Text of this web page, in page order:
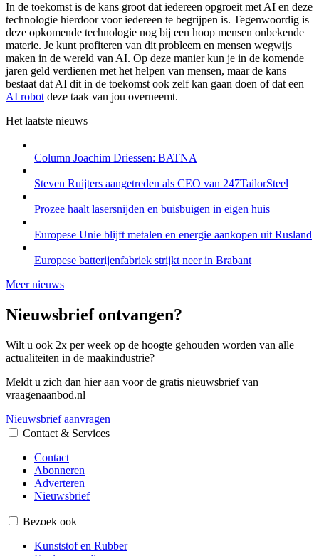
In de toekomst is de kans groot dat iedereen opgroeit met AI en deze
technologie hierdoor voor iedereen te begrijpen is. Tegenwoordig is
deze opkomende technologie nog bij een hoop mensen onbekende
materie. Je kunt profiteren van dit probleem en mensen wegwijs
maken in de wereld van AI. Op deze manier kun je in de komende
jaren geld verdienen met het helpen van mensen, maar de kans
bestaat dat AI dit in de toekomst ook zelf kan gaan doen of dat een
AI robot deze taak van jou overneemt.
Het laatste nieuws
Column Joachim Driessen: BATNA
Steven Ruijters aangetreden als CEO van 247TailorSteel
Prozee haalt lasersnijden en buisbuigen in eigen huis
Europese Unie blijft metalen en energie aankopen uit Rusland
Europese batterijenfabriek strijkt neer in Brabant
Meer nieuws
Nieuwsbrief ontvangen?
Wilt u ook 2x per week op de hoogte gehouden worden van alle
actualiteiten in de maakindustrie?
Meldt u zich dan hier aan voor de gratis nieuwsbrief van
vraagenaanbod.nl
Nieuwsbrief aanvragen
Contact & Services
Contact
Abonneren
Adverteren
Nieuwsbrief
Bezoek ook
Kunststof en Rubber